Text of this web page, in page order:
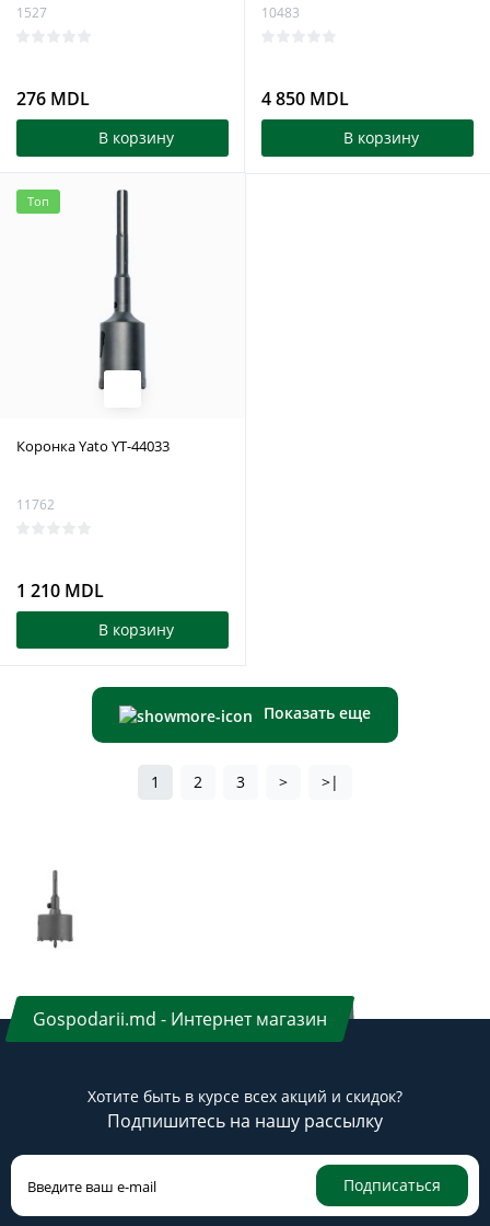
1527
276 MDL
В корзину
10483
4 850 MDL
В корзину
Топ
Коронка Yato YT-44033
11762
1 210 MDL
В корзину
Показать еще
1 2 3 > >|
Gospodarii.md - Интернет магазин
Хотите быть в курсе всех акций и скидок?
Подпишитесь на нашу рассылку
Подписаться